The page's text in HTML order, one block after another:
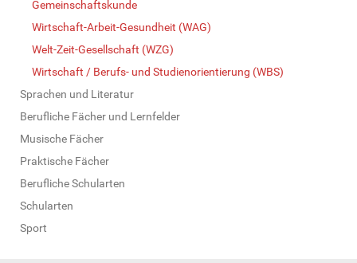
Gemeinschaftskunde
Wirtschaft-Arbeit-Gesundheit (WAG)
Welt-Zeit-Gesellschaft (WZG)
Wirtschaft / Berufs- und Studienorientierung (WBS)
Sprachen und Literatur
Berufliche Fächer und Lernfelder
Musische Fächer
Praktische Fächer
Berufliche Schularten
Schularten
Sport